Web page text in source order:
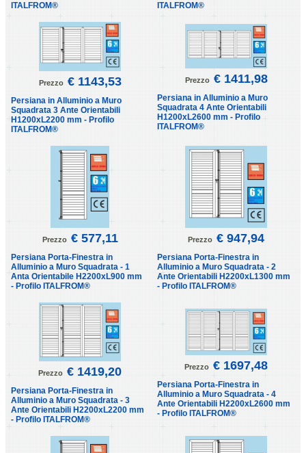
ITALFROM®
ITALFROM®
Prezzo € 1143,53
Persiana in Alluminio a Muro
Squadrata 3 Ante Orientabili
H1200xL2200 mm - Profilo
ITALFROM®
Prezzo € 1411,98
Persiana in Alluminio a Muro
Squadrata 4 Ante Orientabili
H1200xL2600 mm - Profilo
ITALFROM®
Prezzo € 577,11
Persiana Porta-Finestra in
Alluminio a Muro Squadrata - 1
Anta Orientabile H2200xL900 mm
- Profilo ITALFROM®
Prezzo € 947,94
Persiana Porta-Finestra in
Alluminio a Muro Squadrata - 2
Ante Orientabili H2200xL1300 mm
- Profilo ITALFROM®
Prezzo € 1419,20
Persiana Porta-Finestra in
Alluminio a Muro Squadrata - 3
Ante Orientabili H2200xL2200 mm
- Profilo ITALFROM®
Prezzo € 1697,48
Persiana Porta-Finestra in
Alluminio a Muro Squadrata - 4
Ante Orientabili H2200xL2600 mm
- Profilo ITALFROM®